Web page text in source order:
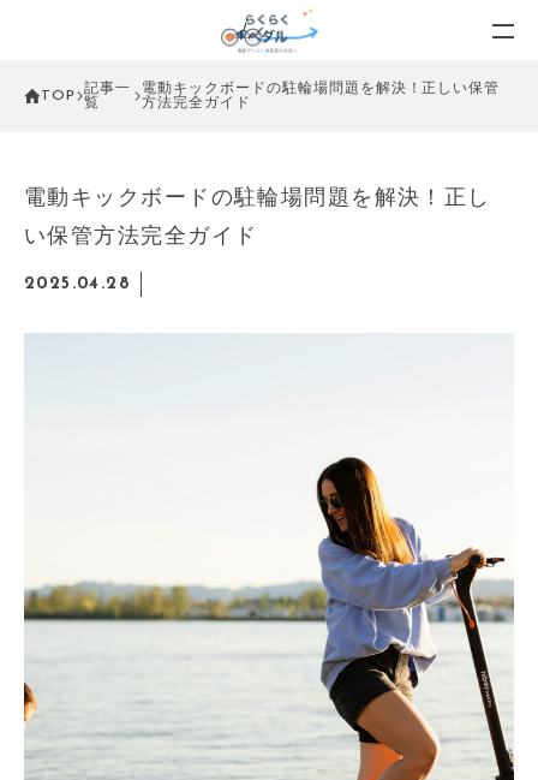
TOP
記事一
覧
電動キックボードの駐輪場問題を解決！正しい保管
方法完全ガイド
電動キックボードの駐輪場問題を解決！正し
い保管方法完全ガイド
2025.04.28